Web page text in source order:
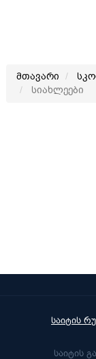
მთავარი
სიახლეები
საიტის
საიტის